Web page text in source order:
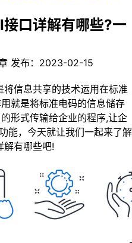
口详解有哪些?一
发布： 2023-02-15
信息共享的技术运用在标准
就是将标准电码的信息储存
形式传输给企业的程序,让企
能，今天就让我们一起来了解
解有哪些吧!